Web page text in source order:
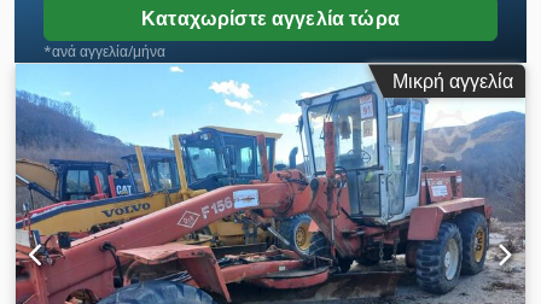
Καταχωρίστε αγγελία τώρα
*ανά αγγελία/μήνα
Μικρή αγγελία